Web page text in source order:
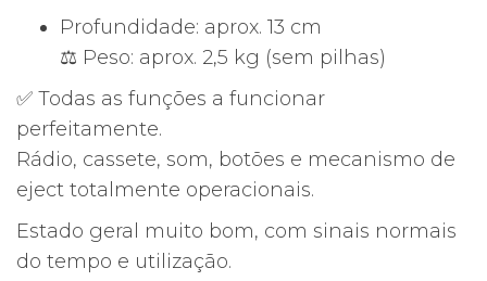
Profundidade: aprox. 13 cm
⚖ Peso: aprox. 2,5 kg (sem pilhas)
✅ Todas as funções a funcionar
perfeitamente.
Rádio, cassete, som, botões e mecanismo de
eject totalmente operacionais.
Estado geral muito bom, com sinais normais
do tempo e utilização.